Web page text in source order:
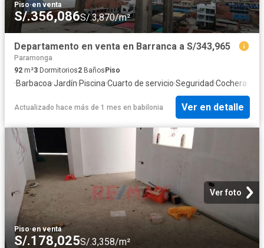
Piso·en venta
S/.356,086S/.3,870/m²
Departamento en venta en Barranca a S/343,965
Paramonga
92 m²3 Dormitorios2 BañosPiso
·Barbacoa·Jardín·Piscina·Cuarto de servicio·Seguridad·Cochera
Actualizado hace más de 1 mes en babilonia Ver en detalle
Ver foto
Piso·en venta
S/.178,025S/.3,358/m²